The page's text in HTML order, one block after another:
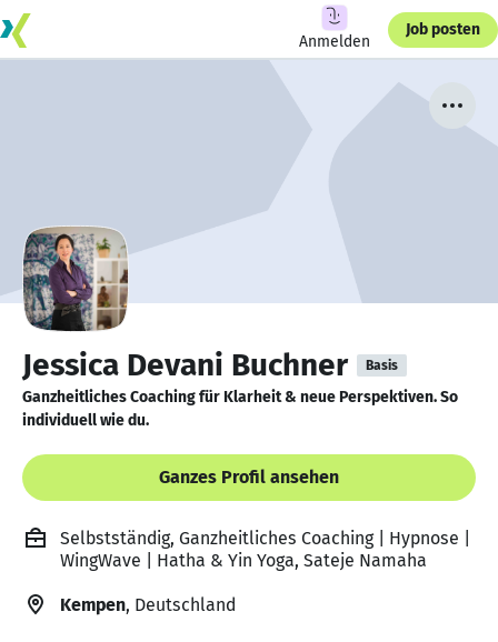
Anmelden
Job posten
Jessica Devani Buchner Basis
Ganzheitliches Coaching für Klarheit & neue Perspektiven. So
individuell wie du.
Ganzes Profil ansehen
Selbstständig, Ganzheitliches Coaching | Hypnose |
WingWave | Hatha & Yin Yoga, Sateje Namaha
Kempen, Deutschland